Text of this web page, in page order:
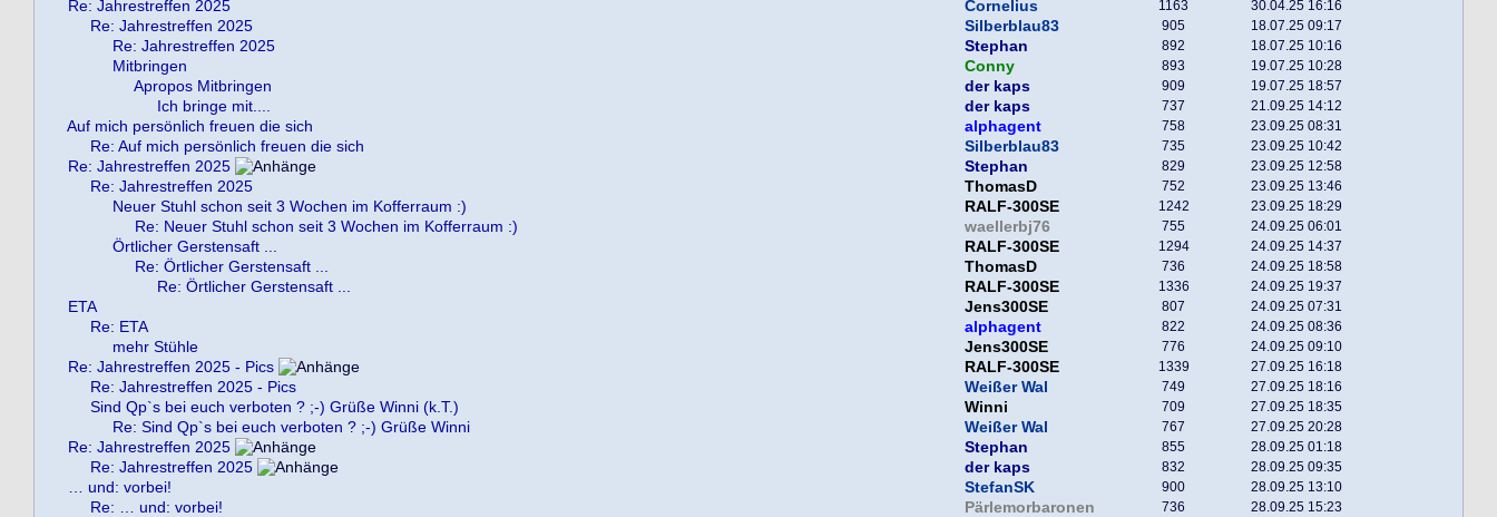
Re: Jahrestreffen 2025 Cornelius 1163 30.04.25 16:16
Re: Jahrestreffen 2025 Silberblau83 905 18.07.25 09:17
Re: Jahrestreffen 2025 Stephan 892 18.07.25 10:16
Mitbringen Conny 893 19.07.25 10:28
Apropos Mitbringen der kaps 909 19.07.25 18:57
Ich bringe mit.... der kaps 737 21.09.25 14:12
Auf mich persönlich freuen die sich alphagent 758 23.09.25 08:31
Re: Auf mich persönlich freuen die sich Silberblau83 735 23.09.25 10:42
Re: Jahrestreffen 2025 Stephan 829 23.09.25 12:58
Re: Jahrestreffen 2025 ThomasD 752 23.09.25 13:46
Neuer Stuhl schon seit 3 Wochen im Kofferraum :) RALF-300SE 1242 23.09.25 18:29
Re: Neuer Stuhl schon seit 3 Wochen im Kofferraum :) waellerbj76 755 24.09.25 06:01
Örtlicher Gerstensaft ... RALF-300SE 1294 24.09.25 14:37
Re: Örtlicher Gerstensaft ... ThomasD 736 24.09.25 18:58
Re: Örtlicher Gerstensaft ... RALF-300SE 1336 24.09.25 19:37
ETA Jens300SE 807 24.09.25 07:31
Re: ETA alphagent 822 24.09.25 08:36
mehr Stühle Jens300SE 776 24.09.25 09:10
Re: Jahrestreffen 2025 - Pics RALF-300SE 1339 27.09.25 16:18
Re: Jahrestreffen 2025 - Pics Weißer Wal 749 27.09.25 18:16
Sind Qp`s bei euch verboten ? ;-) Grüße Winni (k.T.) Winni 709 27.09.25 18:35
Re: Sind Qp`s bei euch verboten ? ;-) Grüße Winni Weißer Wal 767 27.09.25 20:28
Re: Jahrestreffen 2025 Stephan 855 28.09.25 01:18
Re: Jahrestreffen 2025 der kaps 832 28.09.25 09:35
… und: vorbei! StefanSK 900 28.09.25 13:10
Re: … und: vorbei! Pärlemorbaronen 736 28.09.25 15:23